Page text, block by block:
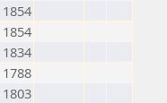
1854
1854
1834
1788
1803